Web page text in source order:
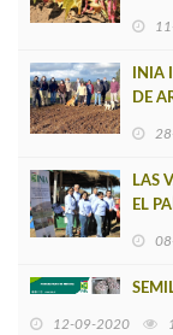
INIA
DE
LAS
EL
12-09-2020